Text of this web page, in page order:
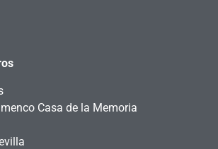
Casa de la Memoria